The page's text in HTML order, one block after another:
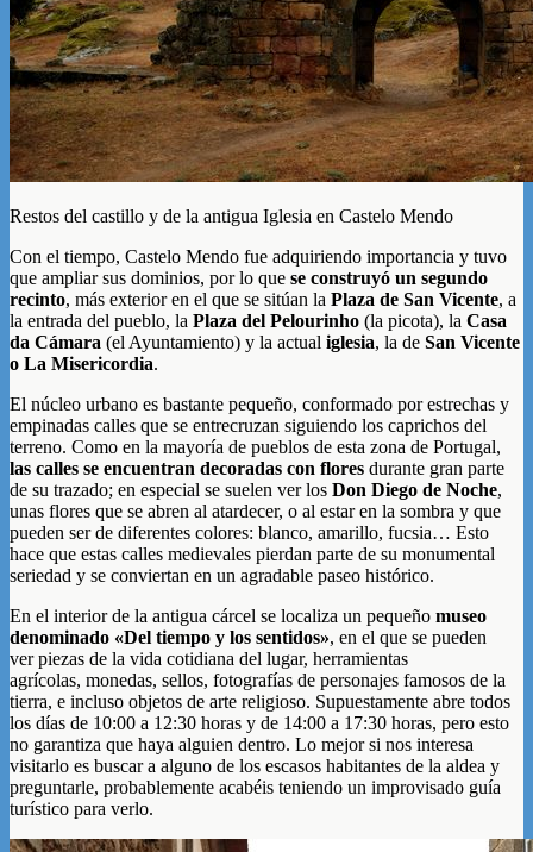
Restos del castillo y de la antigua Iglesia en Castelo Mendo
Con el tiempo, Castelo Mendo fue adquiriendo importancia y tuvo
que ampliar sus dominios, por lo que se construyó un segundo
recinto, más exterior en el que se sitúan la Plaza de San Vicente, a
la entrada del pueblo, la Plaza del Pelourinho (la picota), la Casa
da Cámara (el Ayuntamiento) y la actual iglesia, la de San Vicente
o La Misericordia.
El núcleo urbano es bastante pequeño, conformado por estrechas y
empinadas calles que se entrecruzan siguiendo los caprichos del
terreno. Como en la mayoría de pueblos de esta zona de Portugal,
las calles se encuentran decoradas con flores durante gran parte
de su trazado; en especial se suelen ver los Don Diego de Noche,
unas flores que se abren al atardecer, o al estar en la sombra y que
pueden ser de diferentes colores: blanco, amarillo, fucsia… Esto
hace que estas calles medievales pierdan parte de su monumental
seriedad y se conviertan en un agradable paseo histórico.
En el interior de la antigua cárcel se localiza un pequeño museo
denominado «Del tiempo y los sentidos», en el que se pueden
ver piezas de la vida cotidiana del lugar, herramientas
agrícolas, monedas, sellos, fotografías de personajes famosos de la
tierra, e incluso objetos de arte religioso. Supuestamente abre todos
los días de 10:00 a 12:30 horas y de 14:00 a 17:30 horas, pero esto
no garantiza que haya alguien dentro. Lo mejor si nos interesa
visitarlo es buscar a alguno de los escasos habitantes de la aldea y
preguntarle, probablemente acabéis teniendo un improvisado guía
turístico para verlo.